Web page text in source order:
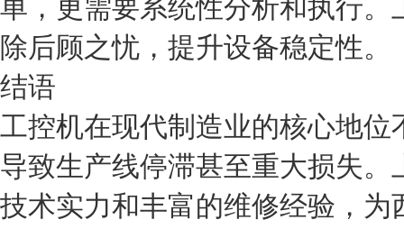
单，更需要系统性分析和执行
除后顾之忧，提升设备稳定性。
结语
工控机在现代制造业的核心地
导致生产线停滞甚至重大损失
技术实力和丰富的维修经验，